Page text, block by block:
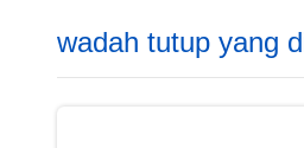
wadah tutup yang